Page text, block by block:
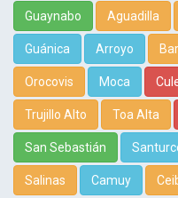
Guaynabo Aguadilla
Guánica Arroyo
Orocovis Moca
Trujillo Alto Toa Alta
San Sebastián
Salinas Camuy